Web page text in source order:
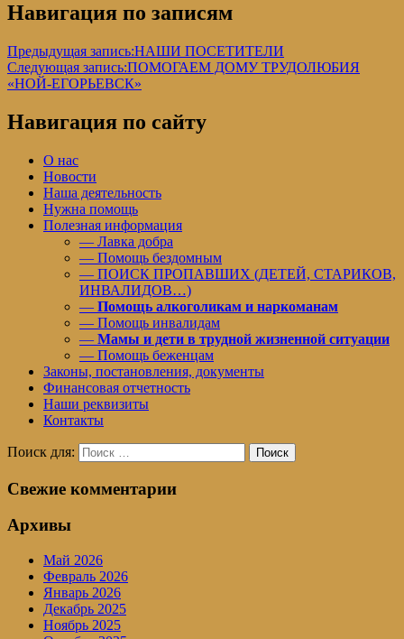
Навигация по записям
Предыдущая запись:НАШИ ПОСЕТИТЕЛИ
Следующая запись:ПОМОГАЕМ ДОМУ ТРУДОЛЮБИЯ
«НОЙ-ЕГОРЬЕВСК»
Навигация по сайту
О нас
Новости
Наша деятельность
Нужна помощь
Полезная информация
— Лавка добра
— Помощь бездомным
— ПОИСК ПРОПАВШИХ (ДЕТЕЙ, СТАРИКОВ,
ИНВАЛИДОВ…)
— Помощь алкоголикам и наркоманам
— Помощь инвалидам
— Мамы и дети в трудной жизненной ситуации
— Помощь беженцам
Законы, постановления, документы
Финансовая отчетность
Наши реквизиты
Контакты
Поиск для: Поиск
Свежие комментарии
Архивы
Май 2026
Февраль 2026
Январь 2026
Декабрь 2025
Ноябрь 2025